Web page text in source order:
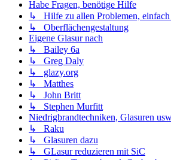
Habe Fragen, benötige Hilfe
↳ Hilfe zu allen Problemen, einfach
↳ Oberflächengestaltung
Eigene Glasur nach
↳ Bailey 6a
↳ Greg Daly
↳ glazy.org
↳ Matthes
↳ John Britt
↳ Stephen Murfitt
Niedrigbrandtechniken, Glasuren
↳ Raku
↳ Glasuren dazu
↳ GLasur reduzieren mit SiC